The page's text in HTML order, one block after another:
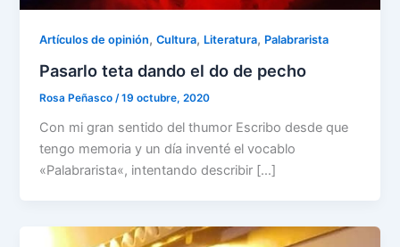
Artículos de opinión,Cultura, Literatura, Palabrarista
Pasarlo teta dando el do de pecho
Rosa Peñasco/19 octubre, 2020
Con mi gran sentido del thumor Escribo desde que
tengo memoria y un día inventé el vocablo
«Palabrarista«, intentando describir […]